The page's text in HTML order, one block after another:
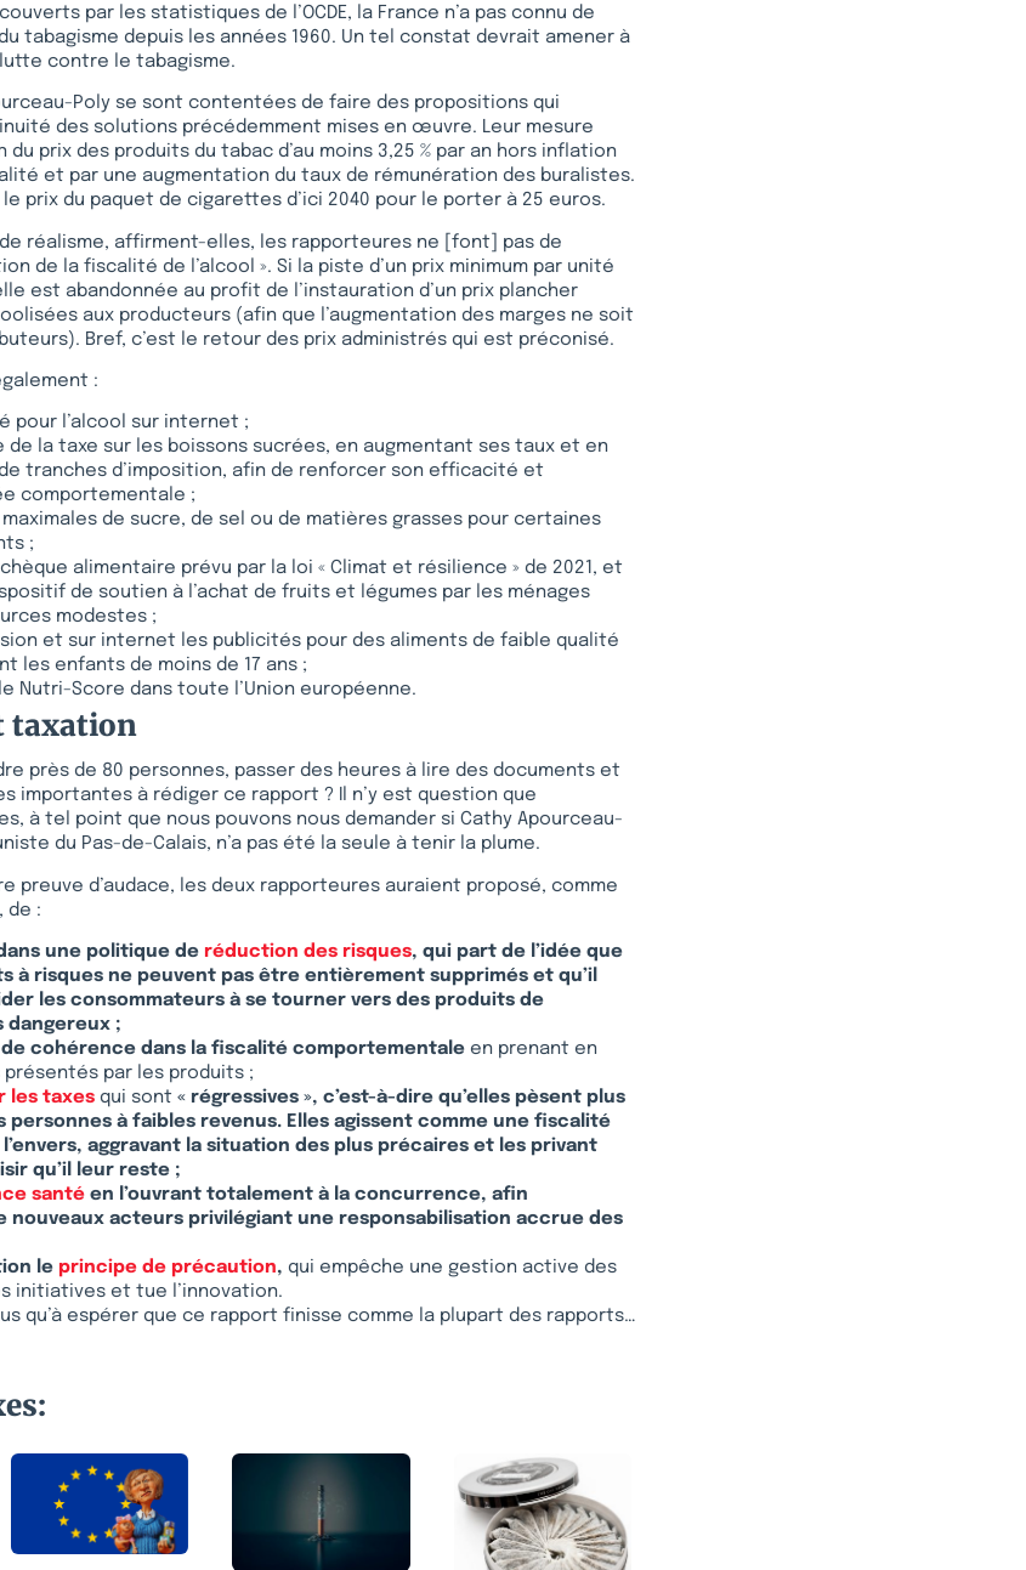
par les statistiques de l’OCDE, la France n’a pas connu de
tabagisme depuis les années 1960. Un tel constat devrait amener à
contre le tabagisme.
Poly se sont contentées de faire des propositions qui
des solutions précédemment mises en œuvre. Leur mesure
du prix des produits du tabac d’au moins 3,25 % par an hors inflation
et par une augmentation du taux de rémunération des buralistes.
prix du paquet de cigarettes d’ici 2040 pour le porter à 25 euros.
de réalisme, affirment-elles, les rapporteures ne [font] pas de
de la fiscalité de l’alcool ». Si la piste d’un prix minimum par unité
est abandonnée au profit de l’instauration d’un prix plancher
aux producteurs (afin que l’augmentation des marges ne soit
Bref, c’est le retour des prix administrés qui est préconisé.
:
pour l’alcool sur internet ;
de la taxe sur les boissons sucrées, en augmentant ses taux et en
tranches d’imposition, afin de renforcer son efficacité et
comportementale ;
de sucre, de sel ou de matières grasses pour certaines
;
alimentaire prévu par la loi « Climat et résilience » de 2021, et
de soutien à l’achat de fruits et légumes par les ménages
modestes ;
et sur internet les publicités pour des aliments de faible qualité
les enfants de moins de 17 ans ;
Nutri-Score dans toute l’Union européenne.
taxation
près de 80 personnes, passer des heures à lire des documents et
importantes à rédiger ce rapport ? Il n’y est question que
à tel point que nous pouvons nous demander si Cathy Apourceau-
du Pas-de-Calais, n’a pas été la seule à tenir la plume.
preuve d’audace, les deux rapporteures auraient proposé, comme
de :
une politique de réduction des risques, qui part de l’idée que
à risques ne peuvent pas être entièrement supprimés et qu’il
les consommateurs à se tourner vers des produits de
dangereux ;
de cohérence dans la fiscalité comportementale en prenant en
par les produits ;
les taxes qui sont « régressives », c’est-à-dire qu’elles pèsent plus
personnes à faibles revenus. Elles agissent comme une fiscalité
aggravant la situation des plus précaires et les privant
qu’il leur reste ;
santé en l’ouvrant totalement à la concurrence, afin
nouveaux acteurs privilégiant une responsabilisation accrue des
le principe de précaution, qui empêche une gestion active des
initiatives et tue l’innovation.
qu’à espérer que ce rapport finisse comme la plupart des rapports…